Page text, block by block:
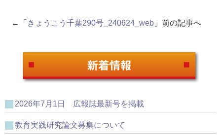
←「 きょうこう千葉290号_240624_web 」前の記事へ
2026年7月1日 広報誌最新号を掲載
教育実践研究論文募集について